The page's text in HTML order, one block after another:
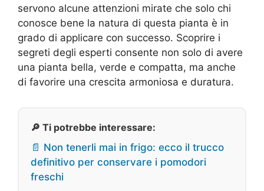
servono alcune attenzioni mirate che solo chi
conosce bene la natura di questa pianta è in
grado di applicare con successo. Scoprire i
segreti degli esperti consente non solo di avere
una pianta bella, verde e compatta, ma anche
di favorire una crescita armoniosa e duratura.
🔎 Ti potrebbe interessare:
📄 Non tenerli mai in frigo: ecco il trucco
definitivo per conservare i pomodori
freschi